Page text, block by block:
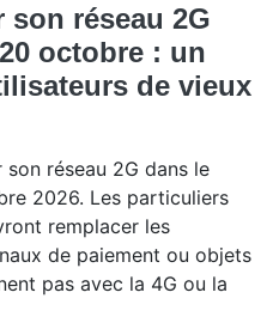
son réseau 2G
octobre : un
de vieux
son réseau 2G dans le
2026. Les particuliers
remplacer les
de paiement ou objets
pas avec la 4G ou la